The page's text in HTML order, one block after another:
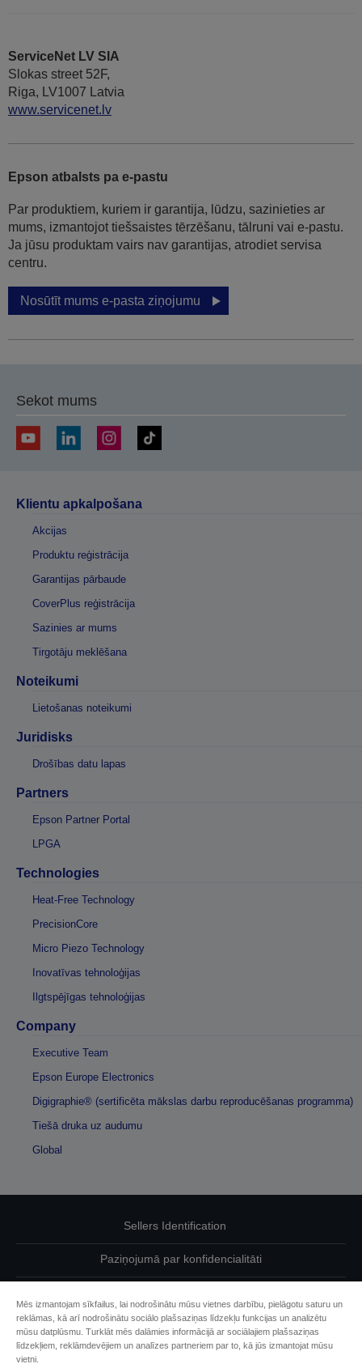
ServiceNet LV SIA
Slokas street 52F,
Riga, LV1007 Latvia
www.servicenet.lv
Epson atbalsts pa e-pastu
Par produktiem, kuriem ir garantija, lūdzu, sazinieties ar
mums, izmantojot tiešsaistes tērzēšanu, tālruni vai e-pastu.
Ja jūsu produktam vairs nav garantijas, atrodiet servisa
centru.
Nosūtīt mums e-pasta ziņojumu
Sekot mums
Klientu apkalpošana
Akcijas
Produktu reģistrācija
Garantijas pārbaude
CoverPlus reģistrācija
Sazinies ar mums
Tirgotāju meklēšana
Noteikumi
Lietošanas noteikumi
Juridisks
Drošības datu lapas
Partners
Epson Partner Portal
LPGA
Technologies
Heat-Free Technology
PrecisionCore
Micro Piezo Technology
Inovatīvas tehnoloģijas
Ilgtspējīgas tehnoloģijas
Company
Executive Team
Epson Europe Electronics
Digigraphie® (sertificēta mākslas darbu reproducēšanas programma)
Tiešā druka uz audumu
Global
Sellers Identification
Paziņojumā par konfidencialitāti
Sazinieties ar mums par saviem datiem
Mēs izmantojam sīkfailus, lai nodrošinātu mūsu vietnes darbību, pielāgotu saturu un
reklāmas, kā arī nodrošinātu sociālo plašsaziņas līdzekļu funkcijas un analizētu
mūsu datplūsmu. Turklāt mēs dalāmies informācijā ar sociālajiem plašsaziņas
līdzekļiem, reklāmdevējiem un analīzes partneriem par to, kā jūs izmantojat mūsu
vietni.